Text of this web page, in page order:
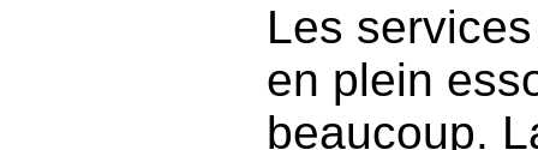
Les
en plein
beaucoup.